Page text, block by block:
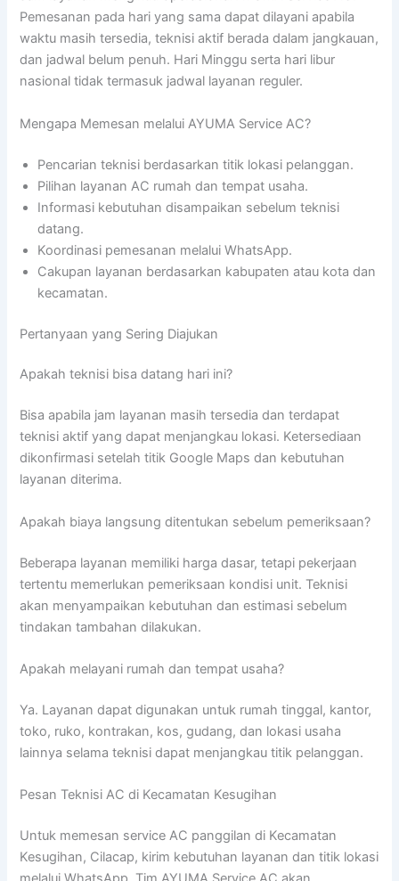
Pemesanan pada hari yang sama dapat dilayani apabila
waktu masih tersedia, teknisi aktif berada dalam jangkauan,
dan jadwal belum penuh. Hari Minggu serta hari libur
nasional tidak termasuk jadwal layanan reguler.
Mengapa Memesan melalui AYUMA Service AC?
Pencarian teknisi berdasarkan titik lokasi pelanggan.
Pilihan layanan AC rumah dan tempat usaha.
Informasi kebutuhan disampaikan sebelum teknisi
datang.
Koordinasi pemesanan melalui WhatsApp.
Cakupan layanan berdasarkan kabupaten atau kota dan
kecamatan.
Pertanyaan yang Sering Diajukan
Apakah teknisi bisa datang hari ini?
Bisa apabila jam layanan masih tersedia dan terdapat
teknisi aktif yang dapat menjangkau lokasi. Ketersediaan
dikonfirmasi setelah titik Google Maps dan kebutuhan
layanan diterima.
Apakah biaya langsung ditentukan sebelum pemeriksaan?
Beberapa layanan memiliki harga dasar, tetapi pekerjaan
tertentu memerlukan pemeriksaan kondisi unit. Teknisi
akan menyampaikan kebutuhan dan estimasi sebelum
tindakan tambahan dilakukan.
Apakah melayani rumah dan tempat usaha?
Ya. Layanan dapat digunakan untuk rumah tinggal, kantor,
toko, ruko, kontrakan, kos, gudang, dan lokasi usaha
lainnya selama teknisi dapat menjangkau titik pelanggan.
Pesan Teknisi AC di Kecamatan Kesugihan
Untuk memesan service AC panggilan di Kecamatan
Kesugihan, Cilacap, kirim kebutuhan layanan dan titik lokasi